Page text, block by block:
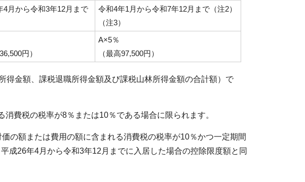
4月から令和3年12月まで
令和4年1月から令和7年12月まで（注2）
（注3）
円）
A×5％
（最高97,500円）
金額、課税退職所得金額及び課税山林所得金額の合計額）で
消費税の税率が8％または10％である場合に限られます。
の額または費用の額に含まれる消費税の税率が10％かつ一定期間
成26年4月から令和3年12月までに入居した場合の控除限度額と同